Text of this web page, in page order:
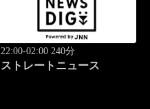
22:00-02:00 240分
ストレートニュース